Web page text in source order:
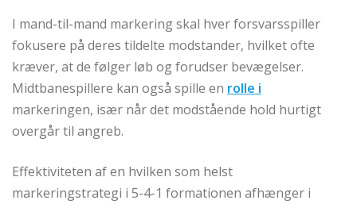
I mand-til-mand markering skal hver forsvarsspiller
fokusere på deres tildelte modstander, hvilket ofte
kræver, at de følger løb og forudser bevægelser.
Midtbanespillere kan også spille en rolle i
markeringen, især når det modstående hold hurtigt
overgår til angreb.
Effektiviteten af en hvilken som helst
markeringstrategi i 5-4-1 formationen afhænger i